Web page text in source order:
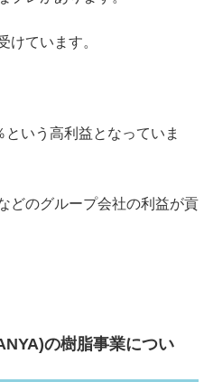
けています。
いう高利益となっていま
どのグループ会社の利益が貢
の樹脂事業につい